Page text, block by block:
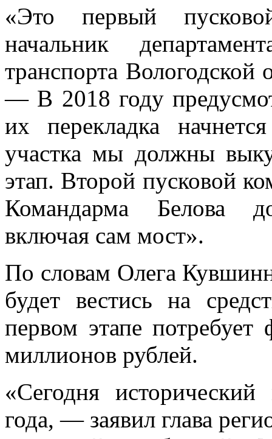
«Это первый
начальник
транспорта Вологодской
— В 2018 году
их перекладка
участка мы должны
этап. Второй пусковой
Командарма Белова
включая сам мост».
По словам Олега
будет вестись на
первом этапе потребует
миллионов рублей.
«Сегодня
года, — заявил глава